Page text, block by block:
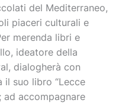
del Mediterraneo,
piaceri culturali e
merenda libri e
ideatore della
dialogherà con
il suo libro “Lecce
ad accompagnare